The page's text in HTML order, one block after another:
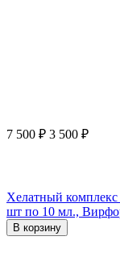
7 500 ₽ 3 500 ₽
Хелатный
шт по 10 мл.,
В корзину